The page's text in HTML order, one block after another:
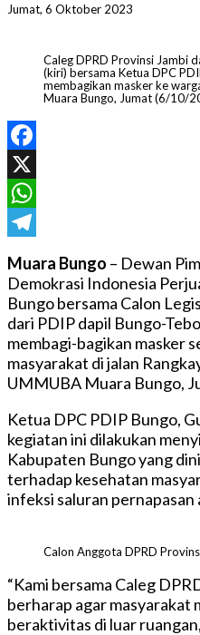
Jumat, 6 Oktober 2023
Caleg DPRD Provinsi Jambi
(kiri) bersama Ketua DPC
membagikan masker ke
Muara Bungo, Jumat (6/10/
Facebook
X
WhatsApp
Muara Bungo – Dewan
Demokrasi Indonesia
Bungo bersama Calon
dari PDIP dapil Bungo-
membagi-bagikan masker
masyarakat di jalan
UMMUBA Muara Bungo,
Ketua DPC PDIP Bungo,
kegiatan ini dilakukan
Kabupaten Bungo yang
terhadap kesehatan
infeksi saluran pernapasan
Calon Anggota DPRD
“Kami bersama Caleg
berharap agar masyarakat
beraktivitas di luar